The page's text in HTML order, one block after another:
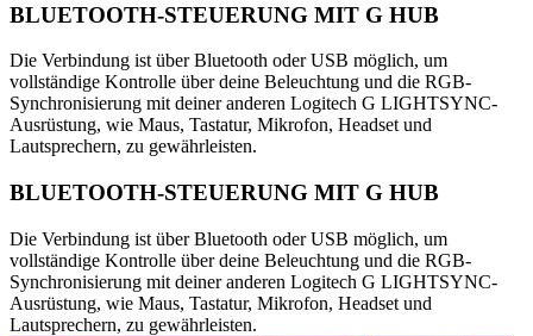
BLUETOOTH-STEUERUNG MIT G HUB
Die Verbindung ist über Bluetooth oder USB möglich, um
vollständige Kontrolle über deine Beleuchtung und die RGB-
Synchronisierung mit deiner anderen Logitech G LIGHTSYNC-
Ausrüstung, wie Maus, Tastatur, Mikrofon, Headset und
Lautsprechern, zu gewährleisten.
BLUETOOTH-STEUERUNG MIT G HUB
Die Verbindung ist über Bluetooth oder USB möglich, um
vollständige Kontrolle über deine Beleuchtung und die RGB-
Synchronisierung mit deiner anderen Logitech G LIGHTSYNC-
Ausrüstung, wie Maus, Tastatur, Mikrofon, Headset und
Lautsprechern, zu gewährleisten.